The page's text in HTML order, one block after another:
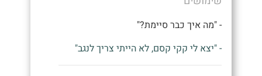
- "מה איך כבר סיימת?"
- "יצא לי קקי קסם, לא הייתי צריך לנגב"